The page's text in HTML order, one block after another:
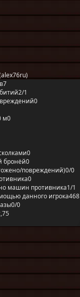
7
2/1
0
м0
0
бронёй0
повреждений)0/0
0
машин противника1/1
данного игрока468
0/0